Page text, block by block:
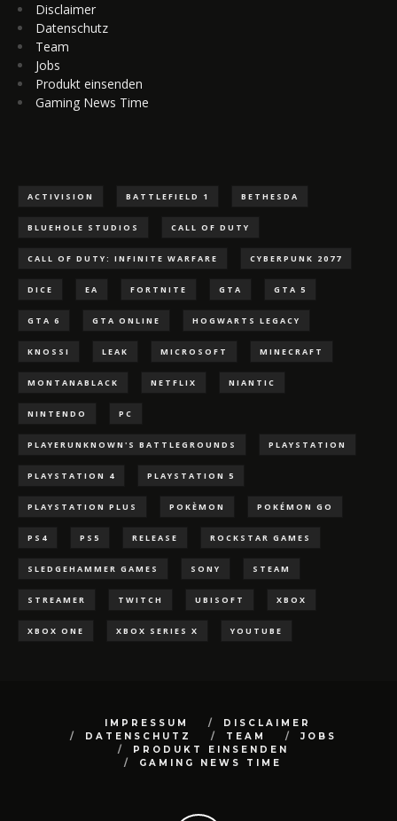
Disclaimer
Datenschutz
Team
Jobs
Produkt einsenden
Gaming News Time
ACTIVISION BATTLEFIELD 1 BETHESDA
BLUEHOLE STUDIOS CALL OF DUTY
CALL OF DUTY: INFINITE WARFARE CYBERPUNK 2077
DICE EA FORTNITE GTA GTA 5
GTA 6 GTA ONLINE HOGWARTS LEGACY
KNOSSI LEAK MICROSOFT MINECRAFT
MONTANABLACK NETFLIX NIANTIC
NINTENDO PC
PLAYERUNKNOWN'S BATTLEGROUNDS PLAYSTATION
PLAYSTATION 4 PLAYSTATION 5
PLAYSTATION PLUS POKÈMON POKÉMON GO
PS4 PS5 RELEASE ROCKSTAR GAMES
SLEDGEHAMMER GAMES SONY STEAM
STREAMER TWITCH UBISOFT XBOX
XBOX ONE XBOX SERIES X YOUTUBE
IMPRESSUM
DISCLAIMER
DATENSCHUTZ
TEAM
JOBS
PRODUKT EINSENDEN
GAMING NEWS TIME